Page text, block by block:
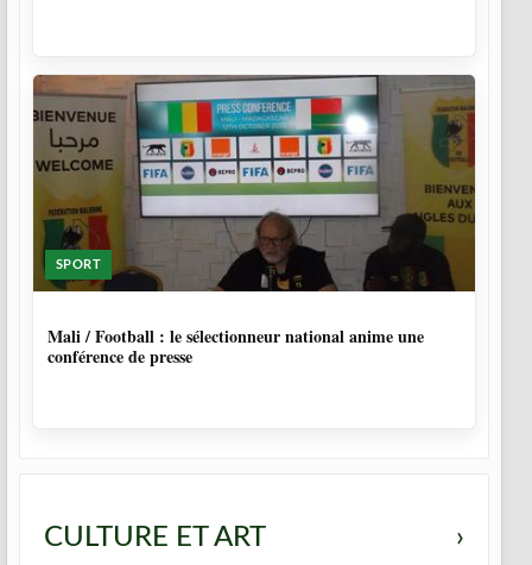
SPORT
Mali / Football : le sélectionneur national anime une
conférence de presse
CULTURE ET ART ›